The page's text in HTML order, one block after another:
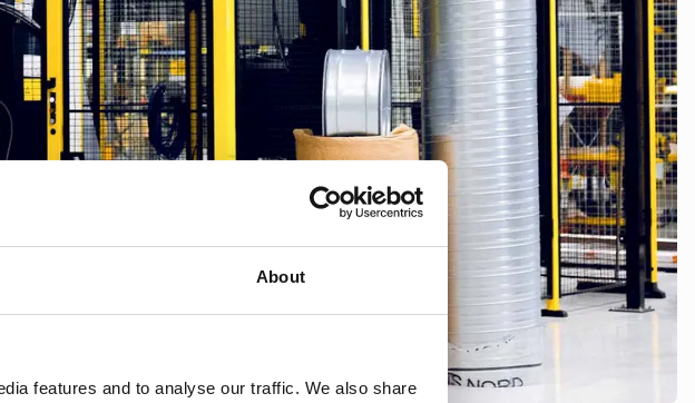
About
features and to analyse our traffic. We also share
en el sector de la